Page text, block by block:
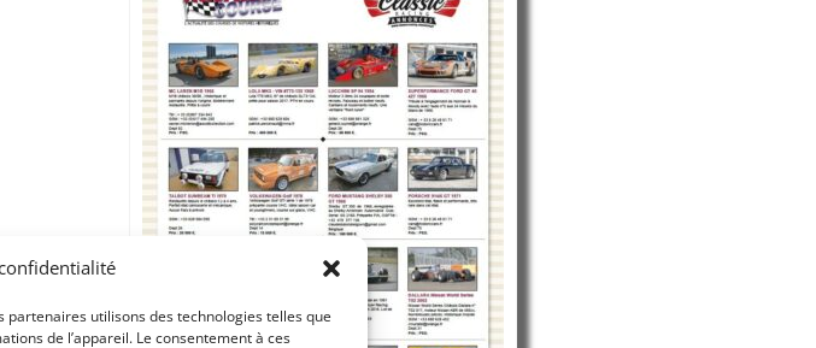
utilisons des technologies telles que
de l’appareil. Le consentement à ces